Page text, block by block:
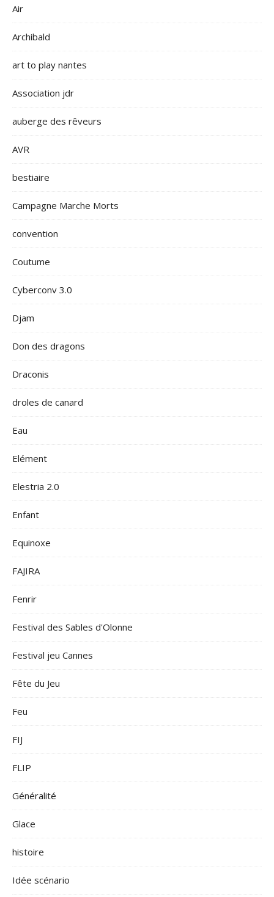
Air
Archibald
art to play nantes
Association jdr
auberge des rêveurs
AVR
bestiaire
Campagne Marche Morts
convention
Coutume
Cyberconv 3.0
Djam
Don des dragons
Draconis
droles de canard
Eau
Elément
Elestria 2.0
Enfant
Equinoxe
FAJIRA
Fenrir
Festival des Sables d'Olonne
Festival jeu Cannes
Fête du Jeu
Feu
FIJ
FLIP
Généralité
Glace
histoire
Idée scénario